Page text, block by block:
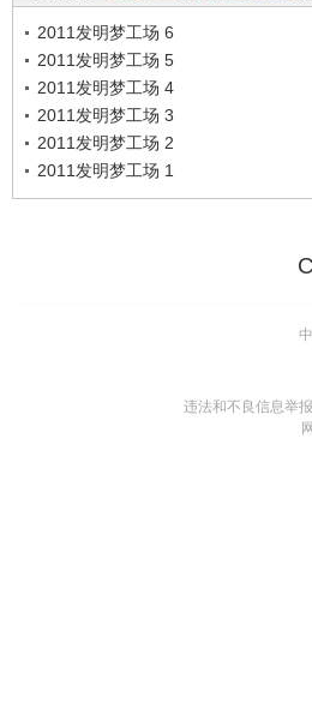
2011发明梦工场 6
2011发明梦工场 5
2011发明梦工场 4
2011发明梦工场 3
2011发明梦工场 2
2011发明梦工场 1
违法和不良信息举报